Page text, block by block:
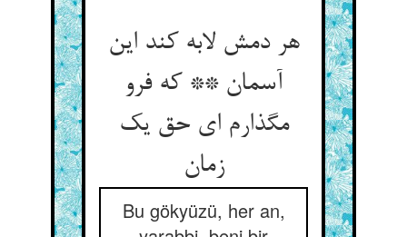
هر دمش لابه کند این
آسمان ** که فرو
مگذارم ای حق یک
زمان
Bu gökyüzü, her an,